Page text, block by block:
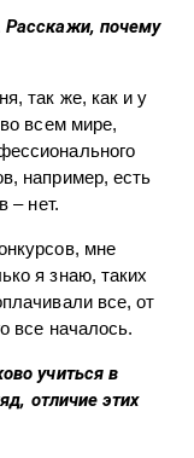
почему
так же, как и у
всем мире,
например, есть
– нет.
мне
я знаю, таких
все, от
все началось.
учиться в
отличие этих